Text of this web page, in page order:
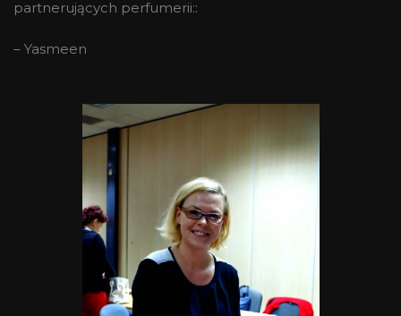
partnerujących perfumerii::
– Yasmeen